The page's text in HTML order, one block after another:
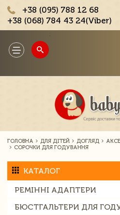
+38 (095) 788 12 68
+38 (068) 784 43 24(Viber)
Toggle
navigation
ГОЛОВНА ДЛЯ ДІТЕЙ ДОГЛЯД
СОРОЧКИ ДЛЯ ГОДУВАННЯ
КАТАЛОГ
РЕМІННІ АДАПТЕРИ
БЮСТГАЛЬТЕРИ ДЛЯ